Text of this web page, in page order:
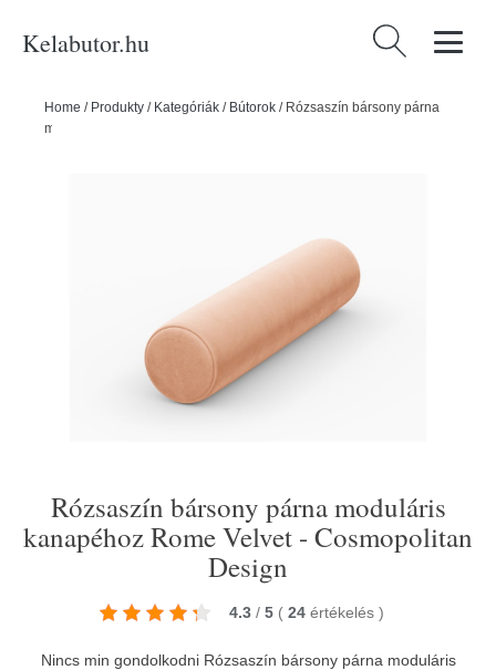
Kelabutor.hu Keresés:
Home / Produkty / Kategóriák / Bútorok / Rózsaszín bársony párna
moduláris kanapéhoz Rome Velvet - Cosmopolitan Design
Rózsaszín bársony párna moduláris
kanapéhoz Rome Velvet - Cosmopolitan
Design
4.3 / 5 ( 24 értékelés )
Nincs min gondolkodni Rózsaszín bársony párna moduláris